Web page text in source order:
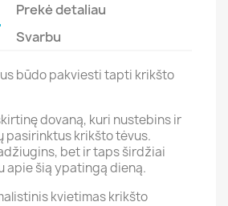
Prekė detaliau
Svarbu
būdo pakviesti tapti krikšto
dovaną, kuri nustebins ir
pasirinktus krikšto tėvus.
bet ir taps širdžiai
apie šią ypatingą dieną.
kvietimas krikšto